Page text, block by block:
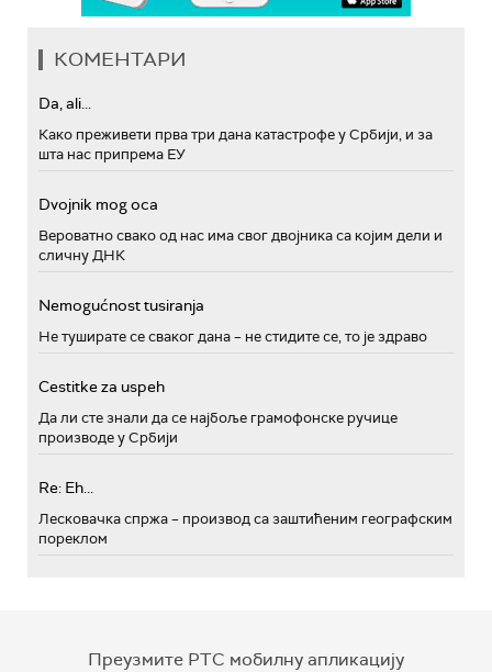
КОМЕНТАРИ
Da, ali...
Како преживети прва три дана катастрофе у Србији, и за
шта нас припрема ЕУ
Dvojnik mog oca
Вероватно свако од нас има свог двојника са којим дели и
сличну ДНК
Nemogućnost tusiranja
Не туширате се сваког дана – не стидите се, то је здраво
Cestitke za uspeh
Да ли сте знали да се најбоље грамофонске ручице
производе у Србији
Re: Eh...
Лесковачка спржа – производ са заштићеним географским
пореклом
Преузмите РТС мобилну апликацију